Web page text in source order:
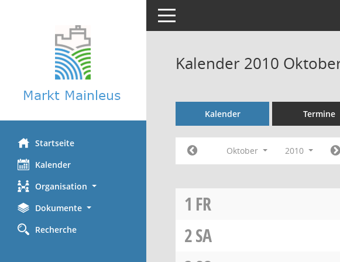
Startseite
Kalender
Organisation
Dokumente
Recherche
Toggle navigation
Kalender 2010
Kalender Termine
Oktober 2010
1 FR
2SA